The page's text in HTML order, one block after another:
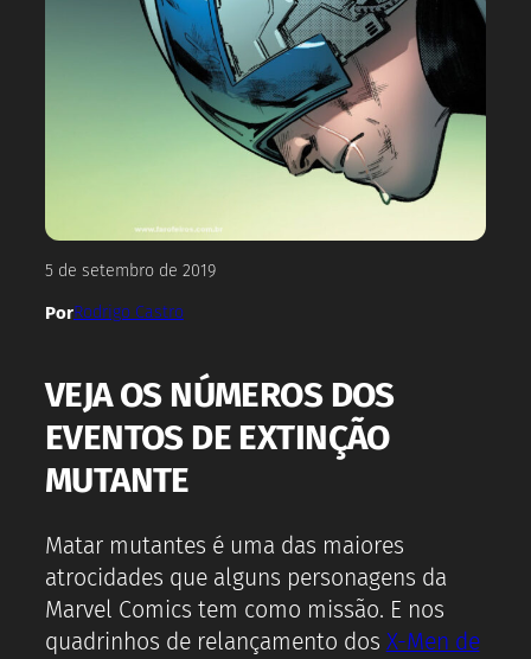
5 de setembro de 2019
PorRodrigo Castro
VEJA OS NÚMEROS DOS
EVENTOS DE EXTINÇÃO
MUTANTE
Matar mutantes é uma das maiores
atrocidades que alguns personagens da
Marvel Comics tem como missão. E nos
quadrinhos de relançamento dos X-Men de